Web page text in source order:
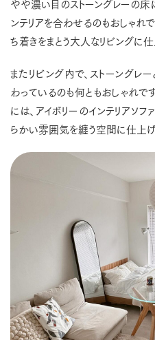
やや濃い目のストーングレーの
ンテリアを合わせるのもおしゃれ
ち着きをまとう大人なリビングに
またリビング内で、ストーング
わっているのも何ともおしゃれ
には、アイボリーのインテリアソ
らかい雰囲気を纏う空間に仕上げ